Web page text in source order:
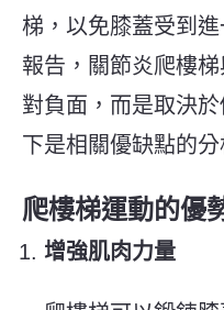
梯，以免膝蓋受到
報告，關節炎爬樓
對負面，而是取決
下是相關優缺點的分
爬樓梯運動的優
增強肌肉力量